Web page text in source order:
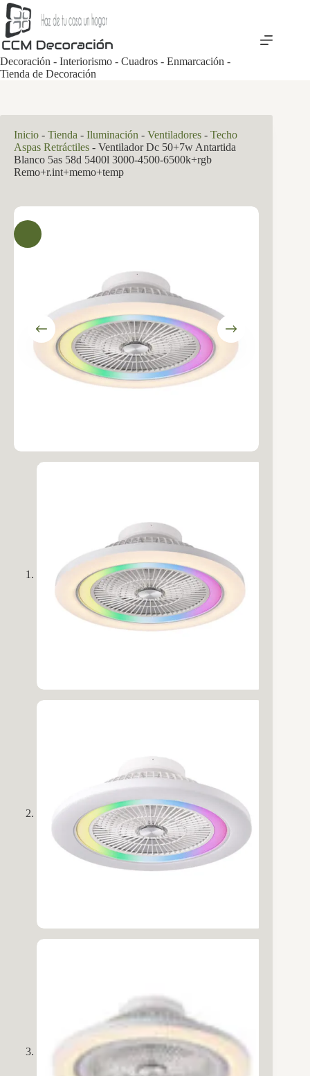
Saltar
al
contenido
Decoración - Interiorismo - Cuadros - Enmarcación -
Tienda de Decoración
Inicio - Tienda - Iluminación - Ventiladores - Techo
Aspas Retráctiles - Ventilador Dc 50+7w Antartida
Blanco 5as 58d 5400l 3000-4500-6500k+rgb
Remo+r.int+memo+temp